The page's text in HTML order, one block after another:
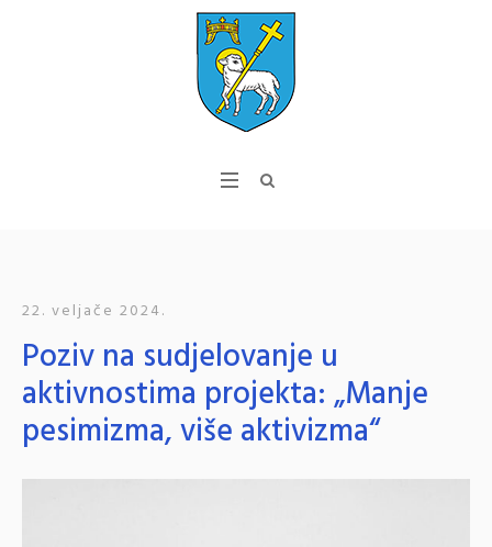
22. veljače 2024.
Poziv na sudjelovanje u
aktivnostima projekta: „Manje
pesimizma, više aktivizma“